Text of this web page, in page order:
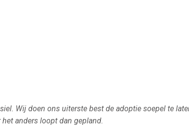
Wij doen ons uiterste best de adoptie soepel te
anders loopt dan gepland.